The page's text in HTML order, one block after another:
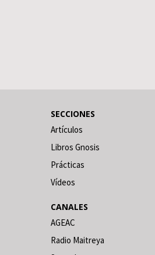
SECCIONES
Artículos
Libros Gnosis
Prácticas
Vídeos
CANALES
AGEAC
Radio Maitreya